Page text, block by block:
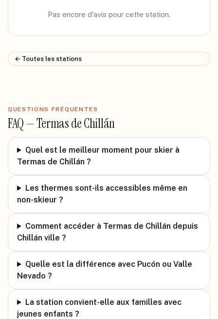
Pas encore d'avis pour cette station.
← Toutes les stations
QUESTIONS FRÉQUENTES
FAQ —Termas de Chillán
Quel est le meilleur moment pour skier à
Termas de Chillán ?
Les thermes sont-ils accessibles même en
non-skieur ?
Comment accéder à Termas de Chillán depuis
Chillán ville ?
Quelle est la différence avec Pucón ou Valle
Nevado ?
La station convient-elle aux familles avec
jeunes enfants ?